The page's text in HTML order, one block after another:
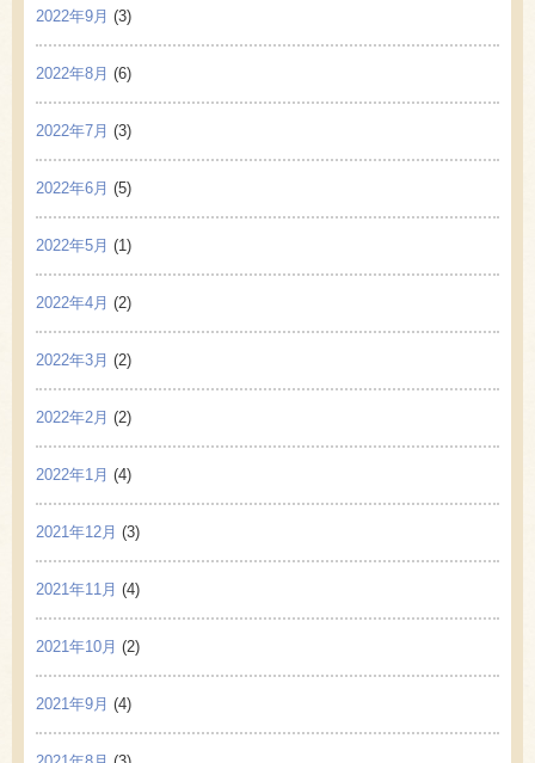
2022年9月 (3)
2022年8月 (6)
2022年7月 (3)
2022年6月 (5)
2022年5月 (1)
2022年4月 (2)
2022年3月 (2)
2022年2月 (2)
2022年1月 (4)
2021年12月 (3)
2021年11月 (4)
2021年10月 (2)
2021年9月 (4)